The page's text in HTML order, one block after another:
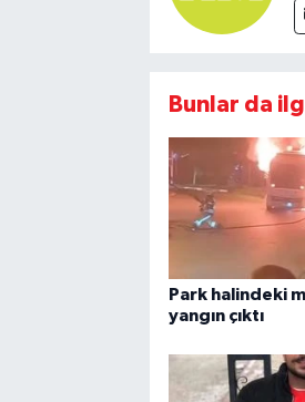
Bunlar da
Park halindeki
yangın çıktı